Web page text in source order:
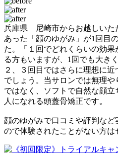
兵庫県 尼崎市からお越しいた
あった「顔のゆがみ」が1回目
た。「１回でどれくらいの効
る方もいますが、1回でも大き
２、３回目ではさらに理想に
でしょう。当サロンでは無理
ではなく、ソフトで自然な顔
人になれる頭蓋骨矯正です。
顔のゆがみで口コミや評判な
ので体験されたことがない方は